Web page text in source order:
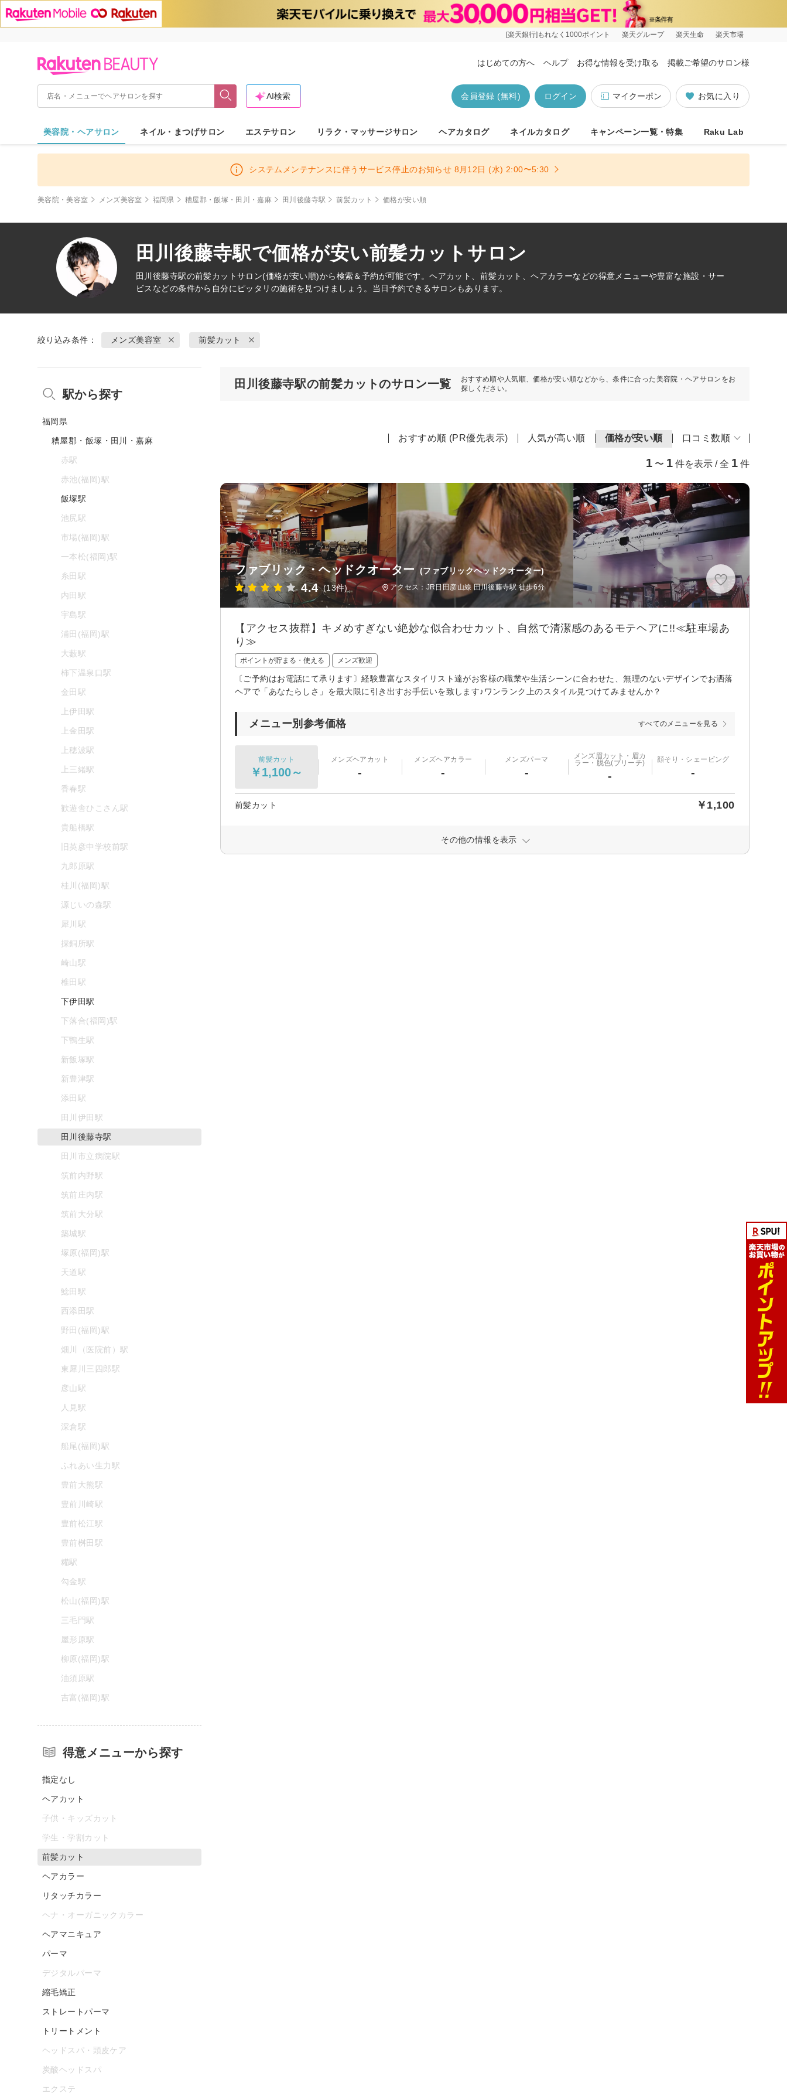
[楽天銀行]もれなく1000ポイント 楽天グループ 楽天生命 楽天市場
はじめての方へ ヘルプ お得な情報を受け取る 掲載ご希望のサロン様
お気に入り
マイクーポン
ログイン
会員登録 (無料)
AI検索
美容院・ヘアサロン ネイル・まつげサロン エステサロン リラク・マッサージサロン ヘアカタログ ネイルカタログ キャンペーン一覧・特集 Raku Lab
システムメンテナンスに伴うサービス停止のお知らせ 8月12日 (水) 2:00〜5:30
美容院・美容室 メンズ美容室 福岡県 糟屋郡・飯塚・田川・嘉麻 田川後藤寺駅 前髪カット 価格が安い順
田川後藤寺駅で価格が安い前髪カットサロン
田川後藤寺駅の前髪カットサロン(価格が安い順)から検索＆予約が可能です。ヘアカット、前髪カット、ヘアカラーなどの得意メニューや豊富な施設・サー
ビスなどの条件から自分にピッタリの施術を見つけましょう。当日予約できるサロンもあります。
絞り込み条件： メンズ美容室 前髪カット
田川後藤寺駅の前髪カットのサロン一覧
おすすめ順や人気順、価格が安い順などから、条件に合った美容院・ヘアサロンをお
探しください。
おすすめ順 (PR優先表示) 人気が高い順 価格が安い順 口コミ数順
1 〜 1 件を表示 / 全 1 件
ファブリック・ヘッドクオーター (ファブリックヘッドクオーター)
4.4 (13件) アクセス：JR日田彦山線 田川後藤寺駅 徒歩6分
【アクセス抜群】キメめすぎない絶妙な似合わせカット、自然で清潔感のあるモテヘアに!!≪駐車場あ
り≫
ポイントが貯まる・使える メンズ歓迎
〔ご予約はお電話にて承ります〕経験豊富なスタイリスト達がお客様の職業や生活シーンに合わせた、無理のないデザインでお洒落
ヘアで「あなたらしさ」を最大限に引き出すお手伝いを致します♪ワンランク上のスタイル見つけてみませんか？
メニュー別参考価格 すべてのメニューを見る
前髪カット
￥1,100～
メンズヘアカット
-
メンズヘアカラー
-
メンズパーマ
-
メンズ眉カット・眉カ
ラー・脱色(ブリーチ)
-
顔そり・シェービング
-
前髪カット ￥1,100
その他の情報を表示
駅から探す
福岡県
糟屋郡・飯塚・田川・嘉麻
赤駅
赤池(福岡)駅
飯塚駅
池尻駅
市場(福岡)駅
一本松(福岡)駅
糸田駅
内田駅
宇島駅
浦田(福岡)駅
大藪駅
柿下温泉口駅
金田駅
上伊田駅
上金田駅
上穂波駅
上三緒駅
香春駅
歓遊舎ひこさん駅
貴船橋駅
旧英彦中学校前駅
九郎原駅
桂川(福岡)駅
源じいの森駅
犀川駅
採銅所駅
崎山駅
椎田駅
下伊田駅
下落合(福岡)駅
下鴨生駅
新飯塚駅
新豊津駅
添田駅
田川伊田駅
田川後藤寺駅
田川市立病院駅
筑前内野駅
筑前庄内駅
筑前大分駅
築城駅
塚原(福岡)駅
天道駅
鯰田駅
西添田駅
野田(福岡)駅
畑川（医院前）駅
東犀川三四郎駅
彦山駅
人見駅
深倉駅
船尾(福岡)駅
ふれあい生力駅
豊前大熊駅
豊前川崎駅
豊前松江駅
豊前桝田駅
糒駅
勾金駅
松山(福岡)駅
三毛門駅
屋形原駅
柳原(福岡)駅
油須原駅
吉富(福岡)駅
得意メニューから探す
指定なし
ヘアカット
子供・キッズカット
学生・学割カット
前髪カット
ヘアカラー
リタッチカラー
ヘナ・オーガニックカラー
ヘアマニキュア
パーマ
デジタルパーマ
縮毛矯正
ストレートパーマ
トリートメント
ヘッドスパ・頭皮ケア
炭酸ヘッドスパ
エクステ